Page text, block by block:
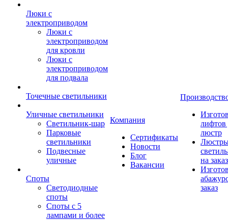
Люки с
электроприводом
Люки с
электроприводом
для кровли
Люки с
электроприводом
для подвала
Точечные светильники
Уличные светильники
Светильник-шар
Парковые
светильники
Подвесные
уличные
Споты
Светодиодные
споты
Споты с 5
лампами и более
Компания
Сертификаты
Новости
Блог
Вакансии
лифтов
люстр
на заказ
заказ